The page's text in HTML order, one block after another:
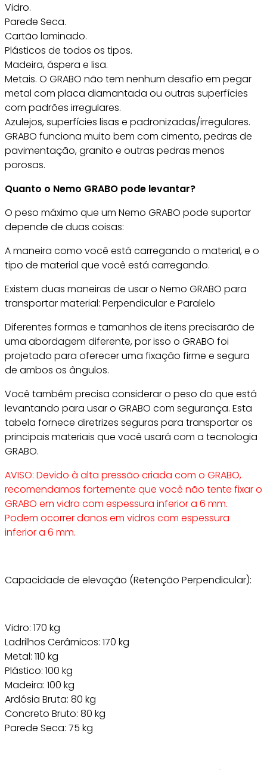
Vidro.
Parede Seca.
Cartão laminado.
Plásticos de todos os tipos.
Madeira, áspera e lisa.
Metais. O GRABO não tem nenhum desafio em pegar
metal com placa diamantada ou outras superfícies
com padrões irregulares.
Azulejos, superfícies lisas e padronizadas/irregulares.
GRABO funciona muito bem com cimento, pedras de
pavimentação, granito e outras pedras menos
porosas.
Quanto o Nemo GRABO pode levantar?
O peso máximo que um Nemo GRABO pode suportar
depende de duas coisas:
A maneira como você está carregando o material, e o
tipo de material que você está carregando.
Existem duas maneiras de usar o Nemo GRABO para
transportar material: Perpendicular e Paralelo
Diferentes formas e tamanhos de itens precisarão de
uma abordagem diferente, por isso o GRABO foi
projetado para oferecer uma fixação firme e segura
de ambos os ângulos.
Você também precisa considerar o peso do que está
levantando para usar o GRABO com segurança. Esta
tabela fornece diretrizes seguras para transportar os
principais materiais que você usará com a tecnologia
GRABO.
AVISO: Devido à alta pressão criada com o GRABO,
recomendamos fortemente que você não tente fixar o
GRABO em vidro com espessura inferior a 6 mm.
Podem ocorrer danos em vidros com espessura
inferior a 6 mm.
Capacidade de elevação (Retenção Perpendicular):
Vidro: 170 kg
Ladrilhos Cerâmicos: 170 kg
Metal: 110 kg
Plástico: 100 kg
Madeira: 100 kg
Ardósia Bruta: 80 kg
Concreto Bruto: 80 kg
Parede Seca: 75 kg